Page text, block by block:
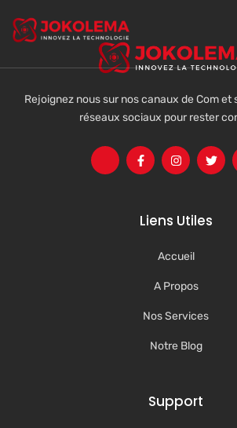
Rejoignez nous sur nos canaux de Com et
réseaux sociaux pour rester
Liens Utiles
Accueil
A Propos
Nos Services
Notre Blog
Support